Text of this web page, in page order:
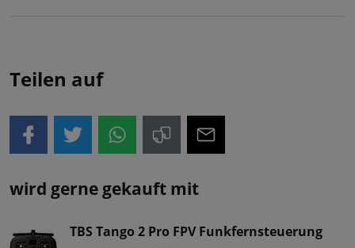
Teilen auf
wird gerne gekauft mit
TBS Tango 2 Pro FPV Funkfernsteuerung